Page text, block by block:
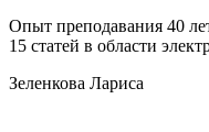
Опыт преподавания 40
15 статей в области
Зеленкова Лариса